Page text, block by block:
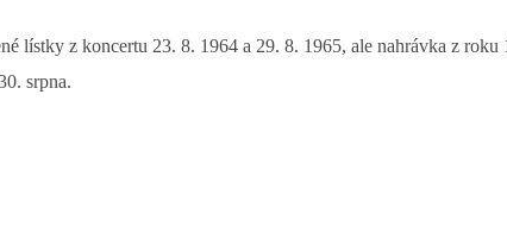
lístky z koncertu 23. 8. 1964 a 29. 8. 1965, ale nahrávka z roku
srpna.